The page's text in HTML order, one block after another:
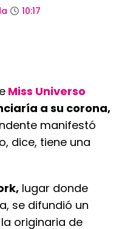
10:17
Miss Universo
a su corona,
manifestó
dice, tiene una
lugar donde
se difundió un
originaria de